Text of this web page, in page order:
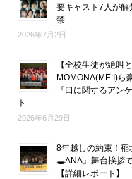
要キャスト7人が
禁
2026年7月2日
【全校生徒が絶叫
MOMONA(ME:I)ら
『口に関するアン
ト
2026年6月29日
8年越しの約束！
🕳ANA』舞台挨拶
【詳細レポート】